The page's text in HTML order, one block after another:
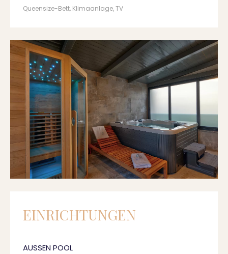
Queensize-Bett, Klimaanlage, TV
EINRICHTUNGEN
AUSSEN POOL